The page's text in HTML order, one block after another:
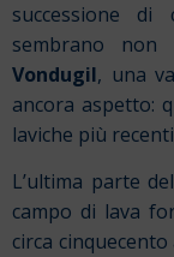
successione
sembrano non
Vondugil, una
ancora aspetto:
laviche più
L’ultima parte
campo di lava
circa